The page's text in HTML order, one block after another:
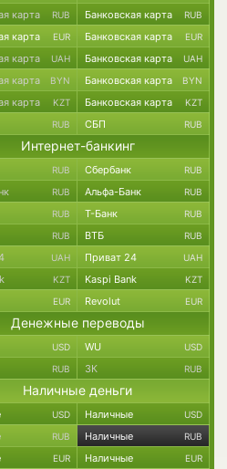
карта RUB Банковская карта RUB
карта EUR Банковская карта EUR
карта UAH Банковская карта UAH
карта BYN Банковская карта BYN
карта KZT Банковская карта KZT
RUB СБП RUB
Интернет-банкинг
RUB Сбербанк RUB
RUB Альфа-Банк RUB
RUB Т-Банк RUB
RUB ВТБ RUB
UAH Приват 24 UAH
KZT Kaspi Bank KZT
EUR Revolut EUR
Денежные переводы
USD WU USD
RUB ЗК RUB
Наличные деньги
USD Наличные USD
RUB Наличные RUB
EUR Наличные EUR